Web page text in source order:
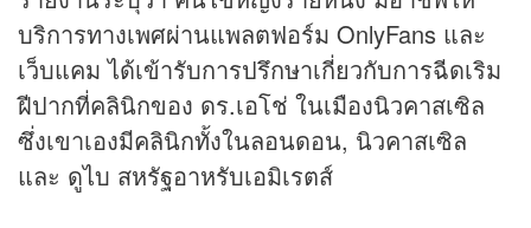
บริการทางเพศผ่านแพลตฟอร์ม OnlyFans และ
เว็บแคม ได้เข้ารับการปรึกษาเกี่ยวกับการฉีดเริม
ฝีปากที่คลินิกของ ดร.เอโช่ ในเมืองนิวคาสเซิล
ซึ่งเขาเองมีคลินิกทั้งในลอนดอน, นิวคาสเซิล
และ ดูไบ สหรัฐอาหรับเอมิเรตส์